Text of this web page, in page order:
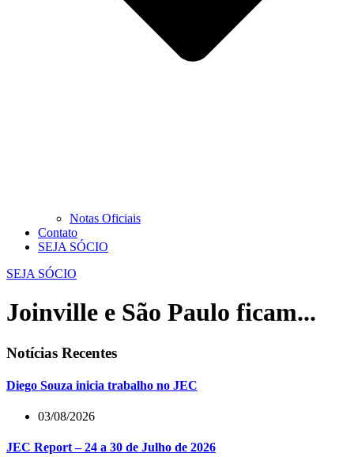
Notas Oficiais
Contato
SEJA SÓCIO
SEJA SÓCIO
Joinville e São Paulo ficam...
Notícias Recentes
Diego Souza inicia trabalho no JEC
03/08/2026
JEC Report – 24 a 30 de Julho de 2026